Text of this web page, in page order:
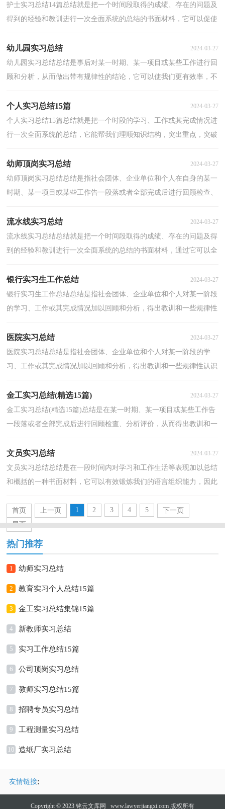
护士实习总结14篇总结就是把一个时间段取得的成绩、存在的问题及
得到的经验和教训进行一次全面系统的总结的书面材料，它可以促使
幼儿园实习总结 2024-03-27
幼儿园实习总结总结是事后对某一时期、某一项目或某些工作进行回
顾和分析，从而做出带有规律性的结论，它可以使我们更有效率，不
个人实习总结15篇 2024-03-27
个人实习总结15篇总结就是把一个时段的学习、工作或其完成情况进
行一次全面系统的总结，它能帮我们理顺知识结构，突出重点，突破
幼师顶岗实习总结 2024-03-27
幼师顶岗实习总结总结是指社会团体、企业单位和个人在自身的某一
时期、某一项目或某些工作告一段落或者全部完成后进行回顾检查、
流水线实习总结 2024-03-27
流水线实习总结总结就是把一个时间段取得的成绩、存在的问题及得
到的经验和教训进行一次全面系统的总结的书面材料，通过它可以全
银行实习生工作总结 2024-03-27
银行实习生工作总结总结是指社会团体、企业单位和个人对某一阶段
的学习、工作或其完成情况加以回顾和分析，得出教训和一些规律性
医院实习总结 2024-03-27
医院实习总结总结是指社会团体、企业单位和个人对某一阶段的学
习、工作或其完成情况加以回顾和分析，得出教训和一些规律性认识
金工实习总结(精选15篇) 2024-03-27
金工实习总结(精选15篇)总结是在某一时期、某一项目或某些工作告
一段落或者全部完成后进行回顾检查、分析评价，从而得出教训和一
文员实习总结 2024-03-27
文员实习总结总结是在一段时间内对学习和工作生活等表现加以总结
和概括的一种书面材料，它可以有效锻炼我们的语言组织能力，因此
首页
上一页 1 2 3 4 5
下一页
尾页
热门推荐
1 幼师实习总结
2 教育实习个人总结15篇
3 金工实习总结集锦15篇
4 新教师实习总结
5 实习工作总结15篇
6 公司顶岗实习总结
7 教师实习总结15篇
8 招聘专员实习总结
9 工程测量实习总结
10 造纸厂实习总结
友情链接:
Copyright © 2023 铭云文库网 www.lawyerjiangxi.com 版权所有